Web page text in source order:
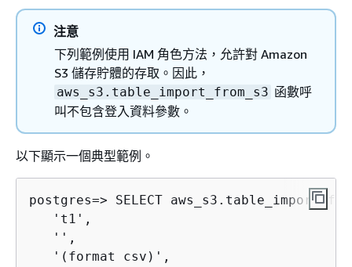
注意
下列範例使用 IAM 角色方法，允許對 Amazon
S3 儲存貯體的存取。因此，
aws_s3.table_import_from_s3 函數呼
叫不包含登入資料參數。
以下顯示一個典型範例。
postgres=> SELECT
   't1',
   '',
   '(format csv)',